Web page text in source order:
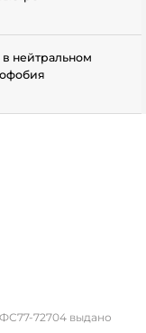
нейтральном
72704 выдано